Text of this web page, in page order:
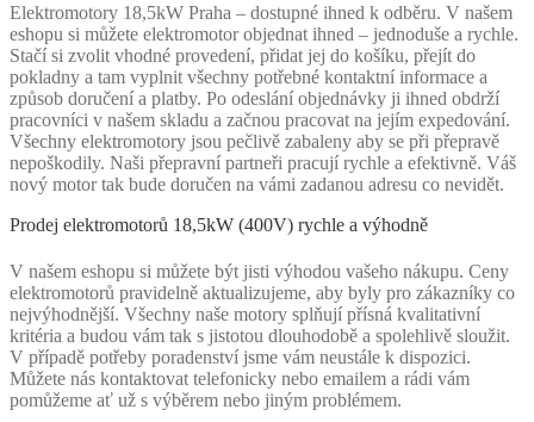
Elektromotory 18,5kW Praha – dostupné ihned k odběru. V našem
eshopu si můžete elektromotor objednat ihned – jednoduše a rychle.
Stačí si zvolit vhodné provedení, přidat jej do košíku, přejít do
pokladny a tam vyplnit všechny potřebné kontaktní informace a
způsob doručení a platby. Po odeslání objednávky ji ihned obdrží
pracovníci v našem skladu a začnou pracovat na jejím expedování.
Všechny elektromotory jsou pečlivě zabaleny aby se při přepravě
nepoškodily. Naši přepravní partneři pracují rychle a efektivně. Váš
nový motor tak bude doručen na vámi zadanou adresu co nevidět.
Prodej elektromotorů 18,5kW (400V) rychle a výhodně
V našem eshopu si můžete být jisti výhodou vašeho nákupu. Ceny
elektromotorů pravidelně aktualizujeme, aby byly pro zákazníky co
nejvýhodnější. Všechny naše motory splňují přísná kvalitativní
kritéria a budou vám tak s jistotou dlouhodobě a spolehlivě sloužit.
V případě potřeby poradenství jsme vám neustále k dispozici.
Můžete nás kontaktovat telefonicky nebo emailem a rádi vám
pomůžeme ať už s výběrem nebo jiným problémem.